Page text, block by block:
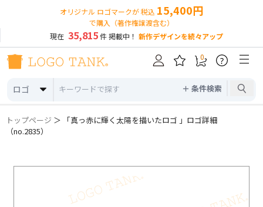
オリジナル ロゴマークが 税込 15,400円
で購入（著作権譲渡含む）
現在 35,815件 掲載中！ 新作デザインを続々アップ
ロゴ ＋ 条件検索
0 ?
トップページ ＞ 「真っ赤に輝く太陽を描いたロゴ 」ロゴ詳細
（no.2835）